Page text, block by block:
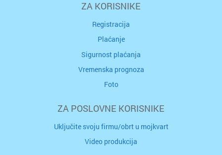
ZA KORISNIKE
Registracija
Plaćanje
Sigurnost plaćanja
Vremenska prognoza
Foto
ZA POSLOVNE KORISNIKE
Uključite svoju firmu/obrt u mojkvart
Video produkcija